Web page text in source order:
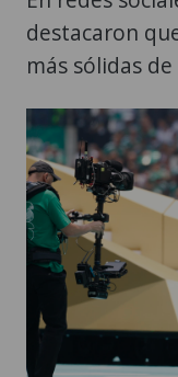
destacaron
más sólidas